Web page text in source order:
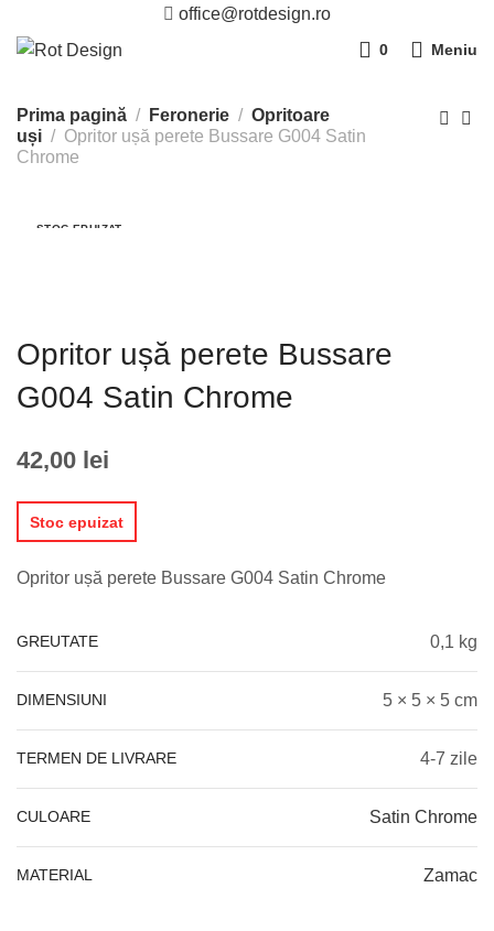
office@rotdesign.ro
0 Meniu
Prima pagină Feronerie
Opritoare
uși
Opritor ușă perete Bussare G004 Satin
Chrome
STOC EPUIZAT
Opritor ușă perete Bussare
G004 Satin Chrome
42,00 lei
Stoc epuizat
Opritor ușă perete Bussare G004 Satin Chrome
GREUTATE 0,1 kg
DIMENSIUNI 5 × 5 × 5 cm
TERMEN DE LIVRARE 4-7 zile
CULOARE Satin Chrome
MATERIAL Zamac